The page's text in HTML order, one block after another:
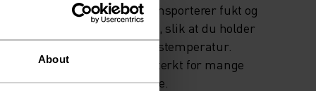
About
stretch. Transporterer fukt og
tørker raskt, slik at du holder
riktig kroppstemperatur.
Laget slitesterkt for mange
sesonger ute.